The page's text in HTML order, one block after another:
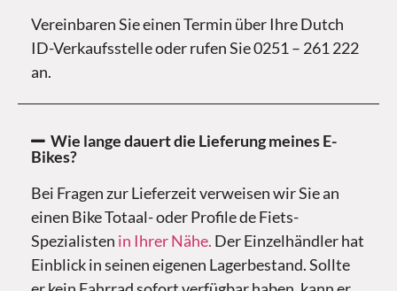
Vereinbaren Sie einen Termin über Ihre Dutch
ID-Verkaufsstelle oder rufen Sie 0251 – 261 222
an.
Wie lange dauert die Lieferung meines E-
Bikes?
Bei Fragen zur Lieferzeit verweisen wir Sie an
einen Bike Totaal- oder Profile de Fiets-
Spezialisten in Ihrer Nähe. Der Einzelhändler hat
Einblick in seinen eigenen Lagerbestand. Sollte